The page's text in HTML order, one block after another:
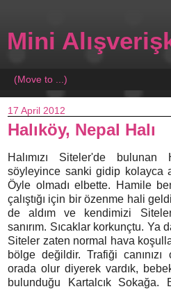
Mini
17 April 2012
Halıköy, Nepal Halı
Halımızı Siteler'de bulunan
söyleyince sanki gidip kolayca
Öyle olmadı elbette. Hamile
çalıştığı için bir özenme hali
de aldım ve kendimizi
sanırım. Sıcaklar korkunçtu. Ya
Siteler zaten normal hava
bölge değildir. Trafiği
orada olur diyerek vardık,
bulunduğu Kartalcık